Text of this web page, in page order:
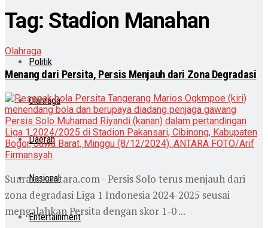
Politik
Olahraga
Daerah
Nasional
Entertainment
Tag: Stadion Manahan
Olahraga
Menang dari Persita, Persis Menjauh dari Zona Degradasi
Suaranusantara.com - Persis Solo terus menjauh dari
zona degradasi Liga 1 Indonesia 2024-2025 seusai
mengalahkan Persita dengan skor 1-0 ...